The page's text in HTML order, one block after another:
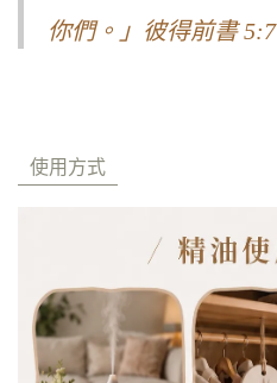
你們。」彼得前書 5:7
使用方式